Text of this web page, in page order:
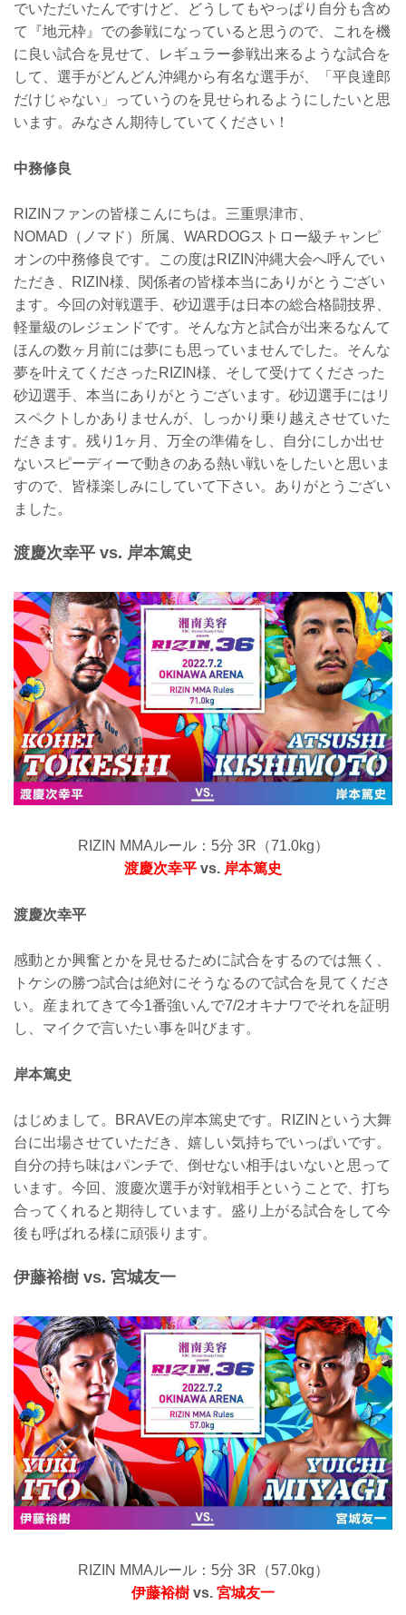
でいただいたんですけど、どうしてもやっぱり自分も含め
て『地元枠』での参戦になっていると思うので、これを機
に良い試合を見せて、レギュラー参戦出来るような試合を
して、選手がどんどん沖縄から有名な選手が、「平良達郎
だけじゃない」っていうのを見せられるようにしたいと思
います。みなさん期待していてください！
中務修良
RIZINファンの皆様こんにちは。三重県津市、
NOMAD（ノマド）所属、WARDOGストロー級チャンピ
オンの中務修良です。この度はRIZIN沖縄大会へ呼んでい
ただき、RIZIN様、関係者の皆様本当にありがとうござい
ます。今回の対戦選手、砂辺選手は日本の総合格闘技界、
軽量級のレジェンドです。そんな方と試合が出来るなんて
ほんの数ヶ月前には夢にも思っていませんでした。そんな
夢を叶えてくださったRIZIN様、そして受けてくださった
砂辺選手、本当にありがとうございます。砂辺選手にはリ
スペクトしかありませんが、しっかり乗り越えさせていた
だきます。残り1ヶ月、万全の準備をし、自分にしか出せ
ないスピーディーで動きのある熱い戦いをしたいと思いま
すので、皆様楽しみにしていて下さい。ありがとうござい
ました。
渡慶次幸平 vs. 岸本篤史
RIZIN MMAルール：5分 3R（71.0kg）
渡慶次幸平 vs. 岸本篤史
渡慶次幸平
感動とか興奮とかを見せるために試合をするのでは無く、
トケシの勝つ試合は絶対にそうなるので試合を見てくださ
い。産まれてきて今1番強いんで7/2オキナワでそれを証明
し、マイクで言いたい事を叫びます。
岸本篤史
はじめまして。BRAVEの岸本篤史です。RIZINという大舞
台に出場させていただき、嬉しい気持ちでいっぱいです。
自分の持ち味はパンチで、倒せない相手はいないと思って
います。今回、渡慶次選手が対戦相手ということで、打ち
合ってくれると期待しています。盛り上がる試合をして今
後も呼ばれる様に頑張ります。
伊藤裕樹 vs. 宮城友一
RIZIN MMAルール：5分 3R（57.0kg）
伊藤裕樹 vs. 宮城友一